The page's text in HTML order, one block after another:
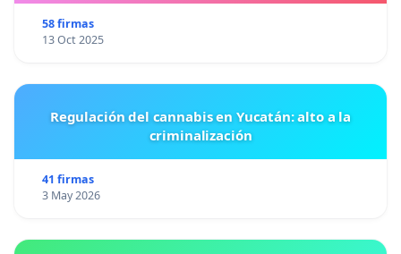
58 firmas
13 Oct 2025
Regulación del cannabis en Yucatán: alto a la
criminalización
41 firmas
3 May 2026